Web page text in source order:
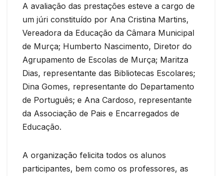
A avaliação das prestações esteve a cargo de
um júri constituído por Ana Cristina Martins,
Vereadora da Educação da Câmara Municipal
de Murça; Humberto Nascimento, Diretor do
Agrupamento de Escolas de Murça; Maritza
Dias, representante das Bibliotecas Escolares;
Dina Gomes, representante do Departamento
de Português; e Ana Cardoso, representante
da Associação de Pais e Encarregados de
Educação.
A organização felicita todos os alunos
participantes, bem como os professores, as